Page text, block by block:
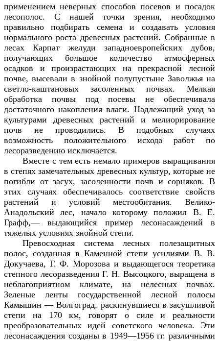
применением неверных способов посевов и посадок
лесополос. С нашей точки зрения, необходимо
правильно подбирать семена и создавать условия
нормального роста древесных растений. Собранные в
лесах Карпат желуди западноевропейских дубов,
получающих большое количество атмосферных
осадков и произрастающих на прекрасной лесной
почве, высевали в знойной полупустыне Заволжья на
светло-каштановых засоленных почвах. Мелкая
обработка почвы под посевы не обеспечивала
достаточного накопления влаги. Надлежащий уход за
культурами древесных растений и мелиорирование
почв не проводились. В подобных случаях
возможность положительного исхода работ по
лесоразведению исключается.
Вместе с тем есть немало примеров выращивания
в степях замечательных древесных культур, которые не
погибли от засух, засоленности почв и сорняков. В
этих случаях обеспечивалось соответствие свойств
растений и условий местообитания. Велико-
Анадольский лес, начало которому положил В. Е.
Графф,— выдающийся пример лесонасаждений в
тяжелых условиях знойной степи.
Превосходная система лесных полезащитных
полос, созданная в Каменной степи усилиями В. В.
Докучаева, Г. Ф. Морозова и выдающегося теоретика
степного лесоразведения Г. Н. Высоцкого, выращена в
неблагоприятном климате, на нелесных почвах.
Зеленые ленты государственной лесной полосы
Камышин — Волгоград, раскинувшиеся в засушливой
степи на 170 км, говорят о силе и реальности
преобразовательных идей советского человека. Эти
лесонасаждения созданы в 1949—1956 гг. различными